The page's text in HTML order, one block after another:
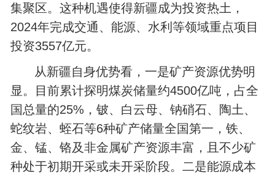
集聚区。这种机遇使得新疆成为投资热土，
2024年完成交通、能源、水利等领域重点项目
投资3557亿元。
从新疆自身优势看，一是矿产资源优势明
显。目前累计探明煤炭储量约‌4500亿吨‌，占全
国总量的25%，铍、白云母、钠硝石、陶土、
蛇纹岩、蛭石等‌6种矿产储量全国第一，铁、‌
金、锰、铬及非金属矿产资源丰富，且不少矿
种处于初期开采或未开采阶段。二是能源成本